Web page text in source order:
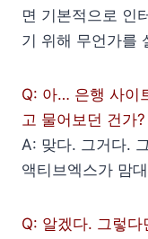
면 기본적으로 인
기 위해 무언가를
Q: 아… 은행 사이
고 물어보던 건가
A: 맞다. 그거다.
액티브엑스가 맘
Q: 알겠다. 그렇다